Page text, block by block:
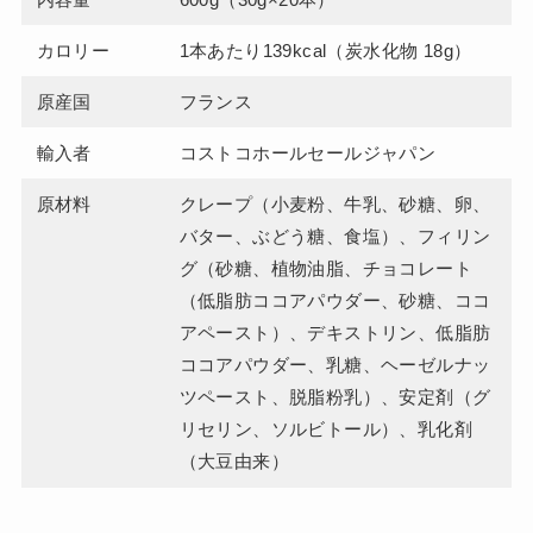
カロリー 1本あたり139kcal（炭水化物 18g）
原産国 フランス
輸入者 コストコホールセールジャパン
原材料
クレープ（小麦粉、牛乳、砂糖、卵、
バター、ぶどう糖、食塩）、フィリン
グ（砂糖、植物油脂、チョコレート
（低脂肪ココアパウダー、砂糖、ココ
アペースト）、デキストリン、低脂肪
ココアパウダー、乳糖、ヘーゼルナッ
ツペースト、脱脂粉乳）、安定剤（グ
リセリン、ソルビトール）、乳化剤
（大豆由来）